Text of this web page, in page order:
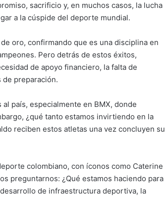
sacrificio y, en muchos casos, la lucha
a la cúspide del deporte mundial.
oro, confirmando que es una disciplina en
Pero detrás de estos éxitos,
de apoyo financiero, la falta de
de preparación.
país, especialmente en BMX, donde
¿qué tanto estamos invirtiendo en la
reciben estos atletas una vez concluyen su
colombiano, con íconos como Caterine
preguntarnos: ¿Qué estamos haciendo para
de infraestructura deportiva, la